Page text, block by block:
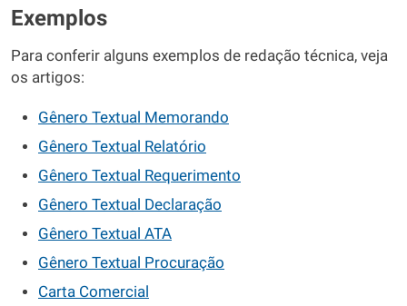
Exemplos
Para conferir alguns exemplos de redação técnica, veja
os artigos:
Gênero Textual Memorando
Gênero Textual Relatório
Gênero Textual Requerimento
Gênero Textual Declaração
Gênero Textual ATA
Gênero Textual Procuração
Carta Comercial